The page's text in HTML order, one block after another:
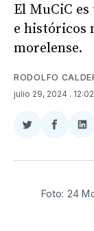
El MuCiC
e históricos
morelense.
RODOLFO
julio 29, 2024 .
Compartir
Twitter
Foto: 24